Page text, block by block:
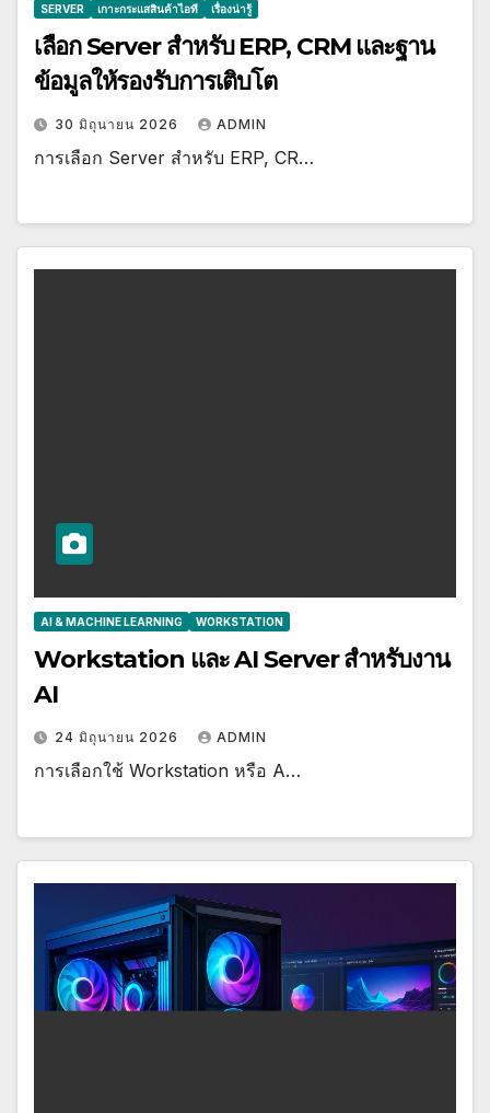
SERVER เกาะกระแสสินค้าไอที เรื่องน่ารู้
เลือก Server สำหรับ ERP, CRM และฐาน
ข้อมูลให้รองรับการเติบโต
30 มิถุนายน 2026 ADMIN
การเลือก Server สำหรับ ERP, CR…
AI & MACHINE LEARNING WORKSTATION
Workstation และ AI Server สำหรับงาน
AI
24 มิถุนายน 2026 ADMIN
การเลือกใช้ Workstation หรือ A…